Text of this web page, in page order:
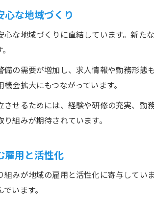
警備職を目指す
な地域づくり
な地域づくりに直結しています。新
の需要が増加し、求人情報や勤務形
会拡大にもつながっています。
せるためには、経験や研修の充実、勤
組みが期待されています。
雇用と活性化
みが地域の雇用と活性化に寄与して
います。